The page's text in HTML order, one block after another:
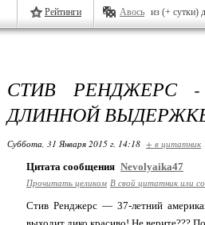
Рейтинги Авось из (+ сутки)
СТИВ РЕНДЖЕРС
ДЛИННОЙ
Суббота, 31 Января 2015 г. 14:18 + в цитатник
Цитата сообщения Nevolyaika47
Прочитать целиком В свой цитатник или
Стив Ренджерс — 37-летний